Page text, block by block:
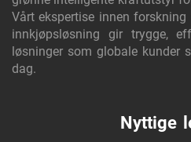
Vårt ekspertise innen
innkjøpsløsning gir trygge,
løsninger som globale kunder
dag.
Nyttige